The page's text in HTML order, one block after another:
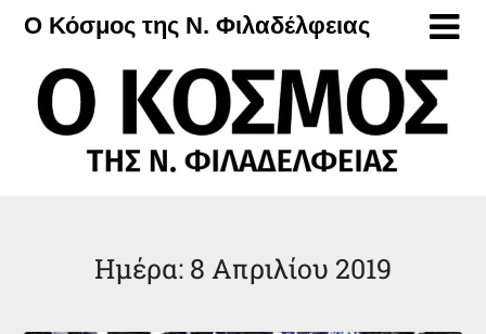
Μετάβαση
περιεχόμενο
Ο Κόσμος της Ν. Φιλαδέλφειας
Ημέρα: 8 Απριλίου 2019